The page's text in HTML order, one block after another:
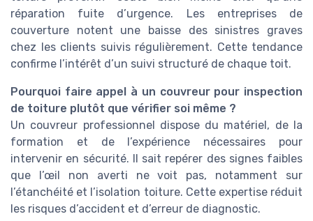
réparation fuite d’urgence. Les entreprises de
couverture notent une baisse des sinistres graves
chez les clients suivis régulièrement. Cette tendance
confirme l’intérêt d’un suivi structuré de chaque toit.
Pourquoi faire appel à un couvreur pour inspection
de toiture plutôt que vérifier soi même ?
Un couvreur professionnel dispose du matériel, de la
formation et de l’expérience nécessaires pour
intervenir en sécurité. Il sait repérer des signes faibles
que l’œil non averti ne voit pas, notamment sur
l’étanchéité et l’isolation toiture. Cette expertise réduit
les risques d’accident et d’erreur de diagnostic.